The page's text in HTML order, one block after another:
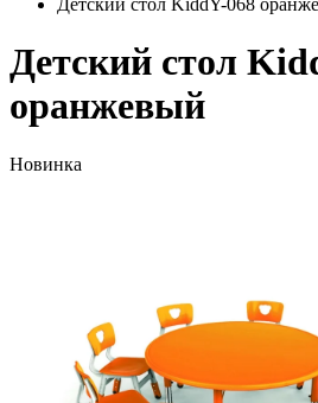
Детский стол
оранжевый
Новинка